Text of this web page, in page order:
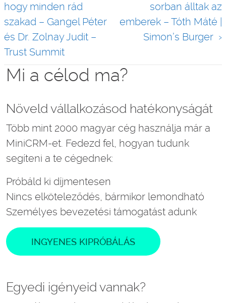
hogy minden rád
szakad – Gangel Péter
és Dr. Zolnay Judit –
Trust Summit
sorban álltak az
emberek – Tóth Máté |
Simon’s Burger
Mi a célod ma?
Növeld vállalkozásod hatékonyságát
Több mint 2000 magyar cég használja már a
MiniCRM-et. Fedezd fel, hogyan tudunk
segíteni a te cégednek:
Próbáld ki díjmentesen
Nincs elköteleződés, bármikor lemondható
Személyes bevezetési támogatást adunk
INGYENES KIPRÓBÁLÁS
Egyedi igényeid vannak?